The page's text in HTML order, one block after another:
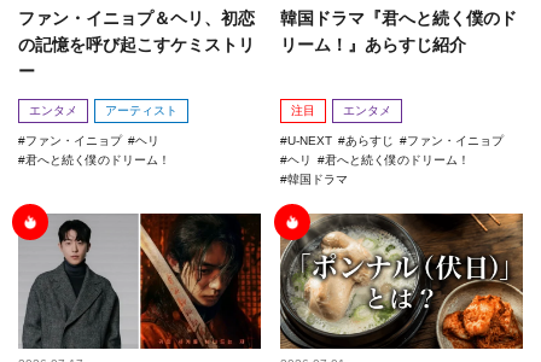
ファン・イニョプ＆ヘリ、初恋
の記憶を呼び起こすケミストリ
ー
エンタメ アーティスト
ファン・イニョプ
ヘリ
君へと続く僕のドリーム！
韓国ドラマ『君へと続く僕のド
リーム！』あらすじ紹介
注目 エンタメ
U-NEXT あらすじ
ファン・イニョプ
ヘリ
君へと続く僕のドリーム！
韓国ドラマ